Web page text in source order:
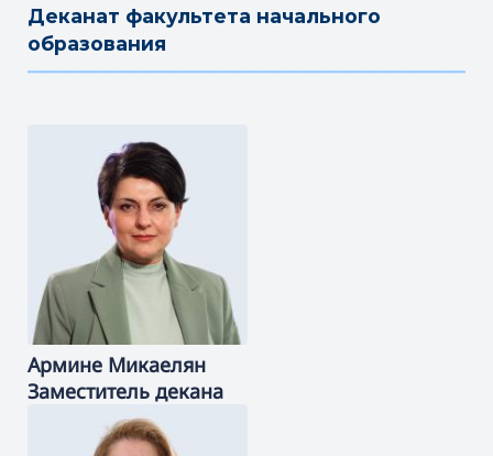
Деканат факультета начального
образования
Армине Микаелян
Заместитель декана